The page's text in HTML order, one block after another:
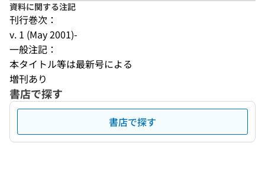
資料に関する注記
刊行巻次：
v. 1 (May 2001)-
一般注記：
本タイトル等は最新号による
増刊あり
書店で探す
書店で探す